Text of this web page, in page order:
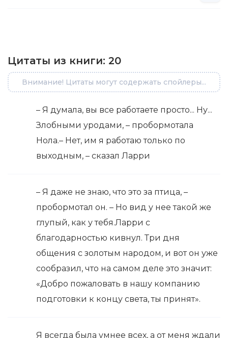
Цитаты из книги: 20
Внимание! Цитаты могут содержать спойлеры...
– Я думала, вы все работаете просто... Ну...
Злобными уродами, – пробормотала
Нола.– Нет, им я работаю только по
выходным, – сказал Ларри
– Я даже не знаю, что это за птица, –
пробормотал он. – Но вид у нее такой же
глупый, как у тебя.Ларри с
благодарностью кивнул. Три дня
общения с золотым народом, и вот он уже
сообразил, что на самом деле это значит:
«Добро пожаловать в нашу компанию
подготовки к концу света, ты принят».
Я всегда была умнее всех, а от меня ждали